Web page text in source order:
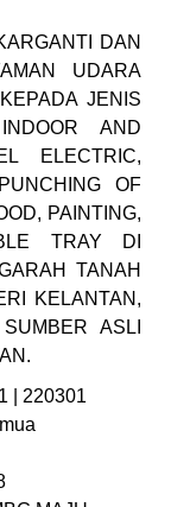
DAN
UDARA
JENIS
AND
ELECTRIC,
OF
PAINTING,
TRAY DI
TANAH
KELANTAN,
ASLI
| 220301